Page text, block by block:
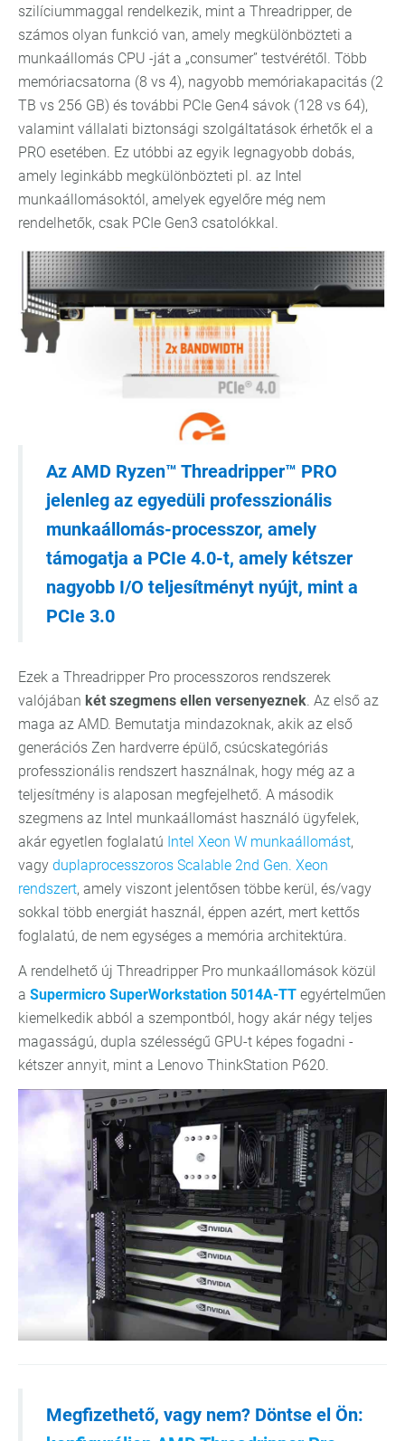
szilíciummaggal rendelkezik, mint a Threadripper, de
számos olyan funkció van, amely megkülönbözteti a
munkaállomás CPU -ját a „consumer” testvérétől. Több
memóriacsatorna (8 vs 4), nagyobb memóriakapacitás (2
TB vs 256 GB) és további PCIe Gen4 sávok (128 vs 64),
valamint vállalati biztonsági szolgáltatások érhetők el a
PRO esetében. Ez utóbbi az egyik legnagyobb dobás,
amely leginkább megkülönbözteti pl. az Intel
munkaállomásoktól, amelyek egyelőre még nem
rendelhetők, csak PCIe Gen3 csatolókkal.
Az AMD Ryzen™ Threadripper™ PRO
jelenleg az egyedüli professzionális
munkaállomás-processzor, amely
támogatja a PCIe 4.0-t, amely kétszer
nagyobb I/O teljesítményt nyújt, mint a
PCIe 3.0
Ezek a Threadripper Pro processzoros rendszerek
valójában két szegmens ellen versenyeznek. Az első az
maga az AMD. Bemutatja mindazoknak, akik az első
generációs Zen hardverre épülő, csúcskategóriás
professzionális rendszert használnak, hogy még az a
teljesítmény is alaposan megfejelhető. A második
szegmens az Intel munkaállomást használó ügyfelek,
akár egyetlen foglalatú Intel Xeon W munkaállomást,
vagy duplaprocesszoros Scalable 2nd Gen. Xeon
rendszert, amely viszont jelentősen többe kerül, és/vagy
sokkal több energiát használ, éppen azért, mert kettős
foglalatú, de nem egységes a memória architektúra.
A rendelhető új Threadripper Pro munkaállomások közül
a Supermicro SuperWorkstation 5014A-TT egyértelműen
kiemelkedik abból a szempontból, hogy akár négy teljes
magasságú, dupla szélességű GPU-t képes fogadni -
kétszer annyit, mint a Lenovo ThinkStation P620.
Megfizethető, vagy nem? Döntse el Ön: